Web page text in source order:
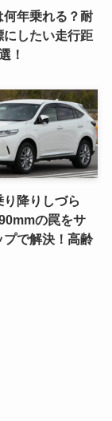
何年乗れる？耐
にしたい走行距
！
降りしづら
の罠をサ
プで解決！高齢